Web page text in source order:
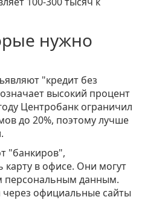
нужно
"кредит без
высокий процент
Центробанк ограничил
до 20%, поэтому лучше
"банкиров",
в офисе. Они могут
персональным данным.
через официальные сайты